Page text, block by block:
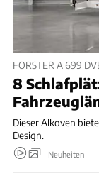
FORSTER A 699
8
Dieser Alkoven
Design.
Neuheiten